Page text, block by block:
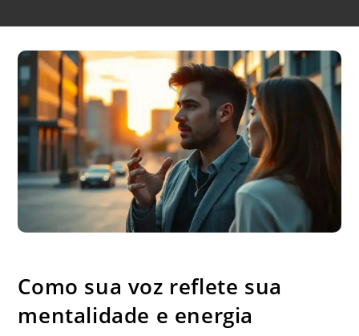
Como sua voz reflete sua
mentalidade e energia